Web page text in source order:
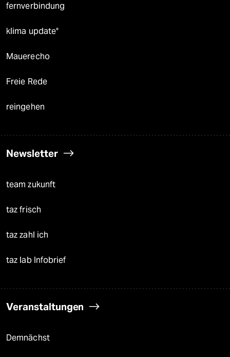
fernverbindung
klima update°
Mauerecho
Freie Rede
reingehen
Newsletter
team zukunft
taz frisch
taz zahl ich
taz lab Infobrief
Veranstaltungen
Demnächst